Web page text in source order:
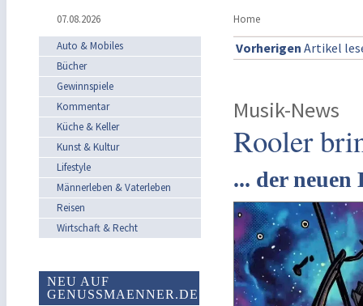
07.08.2026
Home
Auto & Mobiles
Bücher
Gewinnspiele
Kommentar
Küche & Keller
Kunst & Kultur
Lifestyle
Männerleben & Vaterleben
Reisen
Wirtschaft & Recht
NEU AUF
GENUSSMAENNER.DE
Vorherigen Artikel
Musik-News
Rooler
... der